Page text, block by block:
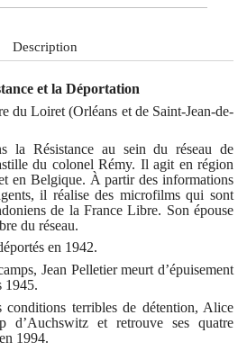
Description
et la Déportation
du Loiret (Orléans et de Saint-Jean-de-
la Résistance au sein du réseau de
du colonel Rémy. Il agit en région
en Belgique. À partir des informations
il réalise des microfilms qui sont
de la France Libre. Son épouse
du réseau.
en 1942.
Jean Pelletier meurt d’épuisement
1945.
conditions terribles de détention, Alice
d’Auchswitz et retrouve ses quatre
1994.